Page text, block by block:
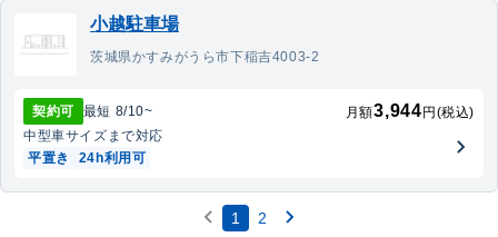
小越駐車場
茨城県かすみがうら市下稲吉4003-2
契約可 最短 8/10~ 月額3,944 円(税込)
中型車サイズまで対応
平置き
24h利用可
1 2